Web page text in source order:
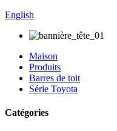
English
Maison
Produits
Barres de toit
Série Toyota
Catégories